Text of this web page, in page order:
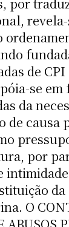
de
se em
da
de causa
por
O